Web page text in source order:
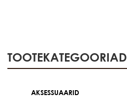
TOOTEKATEGOORIAD
AKSESSUAARID